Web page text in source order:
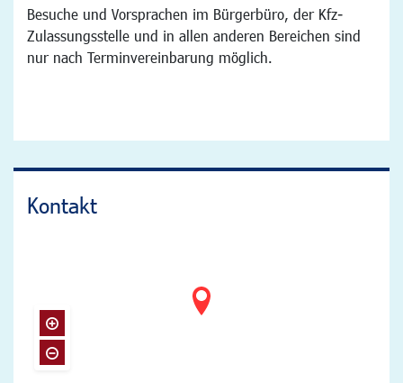
Besuche und Vorsprachen im Bürgerbüro, der Kfz-
Zulassungsstelle und in allen anderen Bereichen sind
nur nach Terminvereinbarung möglich.
Kontakt